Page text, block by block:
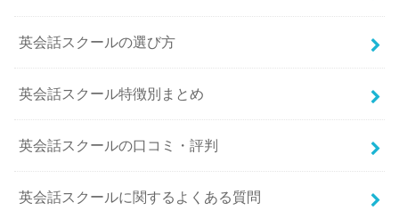
英会話スクールの選び方
英会話スクール特徴別まとめ
英会話スクールの口コミ・評判
英会話スクールに関するよくある質問